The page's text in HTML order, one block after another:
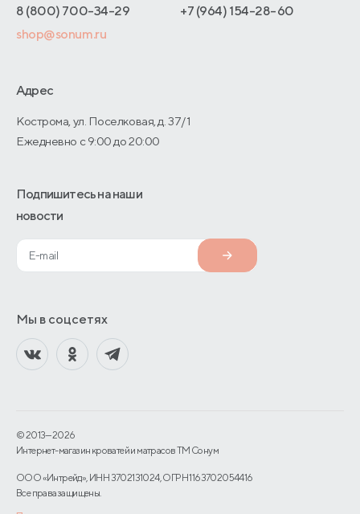
Адреса магазинов
Договор-оферты
Оптовые продажи
О производстве
8 (800) 700-34-29
+7 (964) 154-28-60
shop@sonum.ru
Адрес
Кострома, ул. Поселковая, д. 37/1
Ежедневно с 9:00 до 20:00
Подпишитесь на наши
новости
Мы в соцсетях
© 2013—2026
Интернет-магазин кроватей и матрасов TM Сонум
ООО «Интрейд», ИНН 3702131024, ОГРН 1163702054416
Все права защищены.